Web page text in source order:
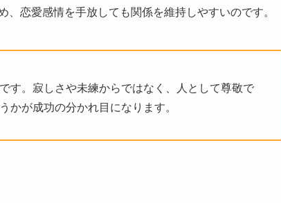
恋愛感情を手放しても関係を維持しやすいのです。
す。寂しさや未練からではなく、人として尊敬で
かが成功の分かれ目になります。